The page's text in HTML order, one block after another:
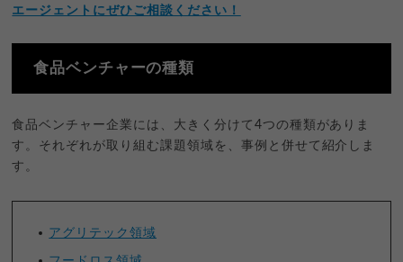
エージェントにぜひご相談ください！
食品ベンチャーの種類
食品ベンチャー企業には、大きく分けて4つの種類がありま
す。それぞれが取り組む課題領域を、事例と併せて紹介しま
す。
アグリテック領域